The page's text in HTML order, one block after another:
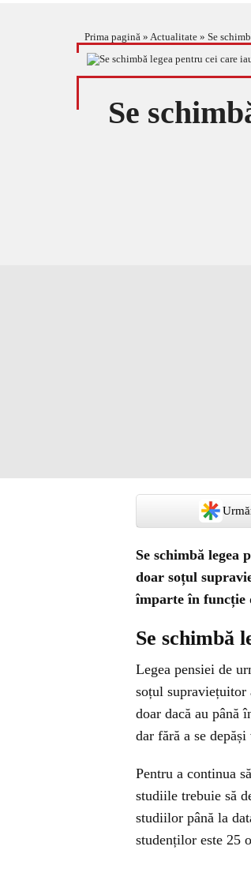
Prima pagină » Actualitate » Se
Se
Se schimbă legea
doar soțul
împarte în funcție
Se schimbă
Legea pensiei de
soțul supraviețuitor
doar dacă au până
dar fără a se
Pentru a continua
studiile trebuie să
studiilor până la
studenților este 25